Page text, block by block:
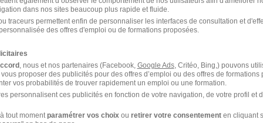
- 06 Intérim 22 000 - 25 000 € / an
d'Équipe Spécialisé en Création des
dans nos sites beaucoup plus rapide et fluide.
traceurs permettent enfin de personnaliser les interfaces de consultation et
des offres d'emploi ou de formations proposées.
, nous et nos partenaires (Facebook, Google Ads, Critéo, Bing,) pouvons
proposer des publicités pour des offres d’emploi ou des offres de formations
vos probabilités de trouver rapidement un emploi ou une formation.
personnalisent ces publicités en fonction de votre navigation, de votre profil et
tout moment paramétrer vos choix ou retirer votre consentementen cliquant